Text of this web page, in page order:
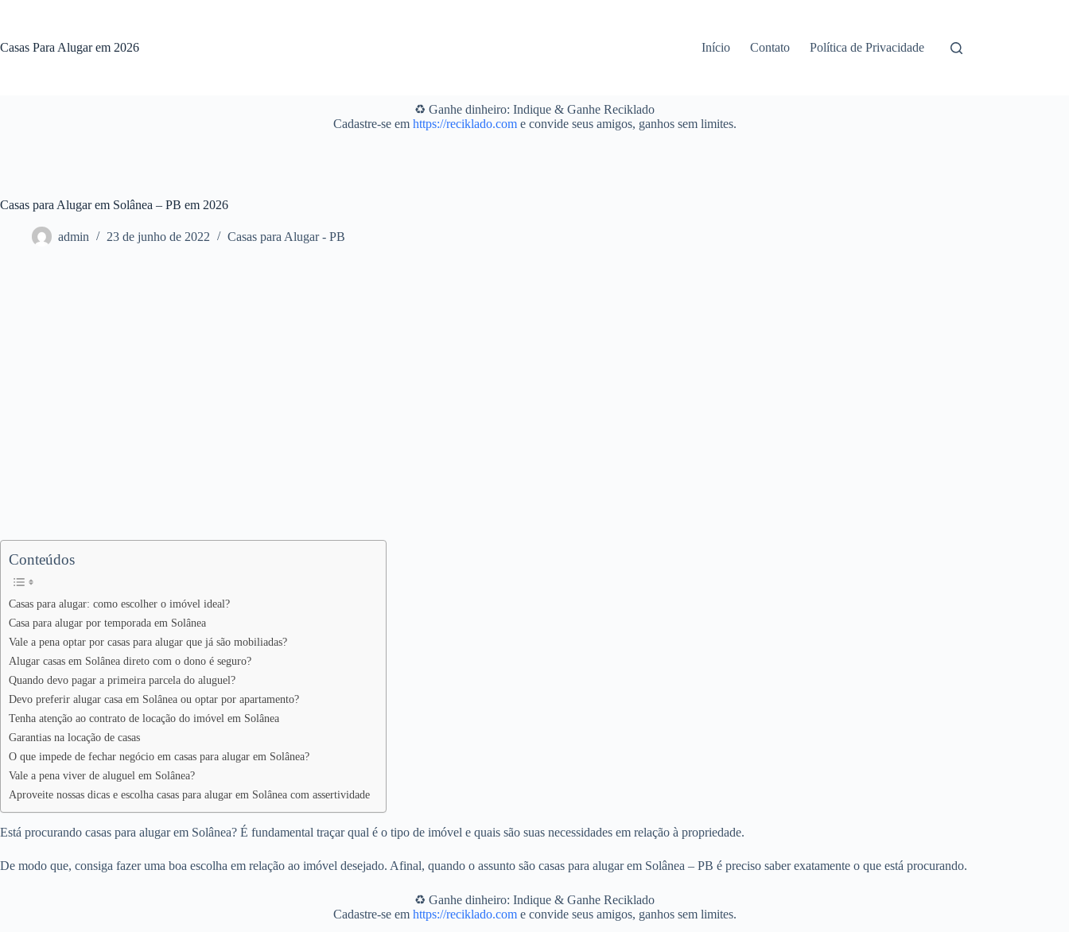
conteúdo
Casas Para Alugar em 2026 Início Contato Política de Privacidade
♻️ Ganhe dinheiro: Indique & Ganhe Reciklado
Cadastre-se em https://reciklado.come convide seus amigos, ganhos sem limites.
Casas para Alugar em Solânea – PB em 2026
admin 23 de junho de 2022 Casas para Alugar - PB
Conteúdos
Casas para alugar: como escolher o imóvel ideal?
Casa para alugar por temporada em Solânea
Vale a pena optar por casas para alugar que já são mobiliadas?
Alugar casas em Solânea direto com o dono é seguro?
Quando devo pagar a primeira parcela do aluguel?
Devo preferir alugar casa em Solânea ou optar por apartamento?
Tenha atenção ao contrato de locação do imóvel em Solânea
Garantias na locação de casas
O que impede de fechar negócio em casas para alugar em Solânea?
Vale a pena viver de aluguel em Solânea?
Aproveite nossas dicas e escolha casas para alugar em Solânea com assertividade
Está procurando casas para alugar em Solânea? É fundamental traçar qual é o tipo de imóvel e quais são suas necessidades em relação à propriedade.
De modo que, consiga fazer uma boa escolha em relação ao imóvel desejado. Afinal, quando o assunto são casas para alugar em Solânea – PB é preciso saber exatamente o que está procurando.
♻️ Ganhe dinheiro: Indique & Ganhe Reciklado
Cadastre-se em https://reciklado.come convide seus amigos, ganhos sem limites.